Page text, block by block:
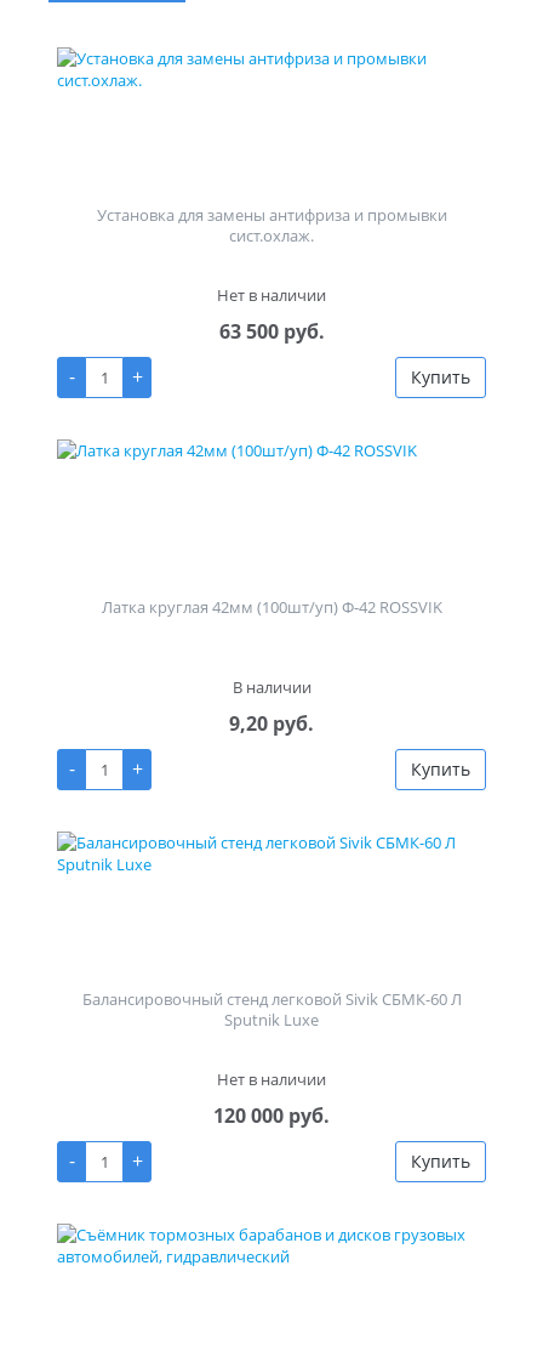
Установка для замены антифриза и промывки
сист.охлаж.
Нет в наличии
63 500 руб.
-
+ Купить
Латка круглая 42мм (100шт/уп) Ф-42 ROSSVIK
В наличии
9,20 руб.
-
+ Купить
Балансировочный стенд легковой Sivik СБМК-60 Л
Sputnik Luxe
Нет в наличии
120 000 руб.
-
+ Купить